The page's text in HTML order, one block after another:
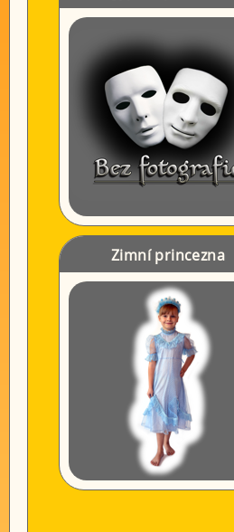
Zimní princezna